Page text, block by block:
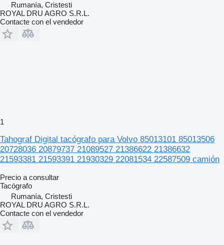
Rumanía, Cristesti
ROYAL DRU AGRO S.R.L.
Contacte con el vendedor
1
Tahograf Digital tacógrafo para Volvo 85013101 85013506
20728036 20879737 21089527 21386622 21386632
21593381 21593391 21930329 22081534 22587509 camión
Precio a consultar
Tacógrafo
Rumanía, Cristesti
ROYAL DRU AGRO S.R.L.
Contacte con el vendedor